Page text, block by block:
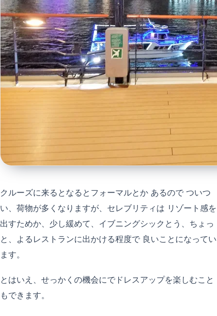
クルーズに来るとなるとフォーマルとか あるので ついつ
い、荷物が多くなりますが、セレブリティは リゾート感を
出すためか、少し緩めて、イブニングシックとう、ちょっ
と、よるレストランに出かける程度で 良いことになってい
ます。
とはいえ、せっかくの機会にでドレスアップを楽しむこと
もできます。